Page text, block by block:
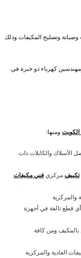
وتصليح المكيفات وذلك
كهرباء ذو خبرة في
الكويت ومنها:
الأسلاك والكابلات ذات
تكييفمركزيفني مكيفات
والمركزية
قطع تالفة في أجهزة
بالمكيف ومن كافة
العادية والمركزية